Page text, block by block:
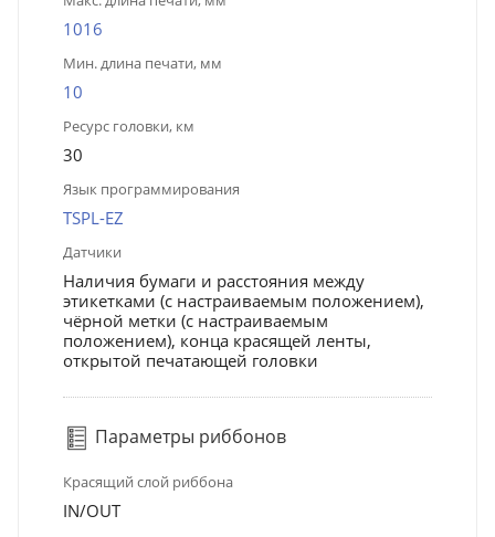
1016
Мин. длина печати, мм
10
Ресурс головки, км
30
Язык программирования
TSPL-EZ
Датчики
Наличия бумаги и расстояния между
этикетками (с настраиваемым положением),
чёрной метки (с настраиваемым
положением), конца красящей ленты,
открытой печатающей головки
Параметры риббонов
Красящий слой риббона
IN/OUT